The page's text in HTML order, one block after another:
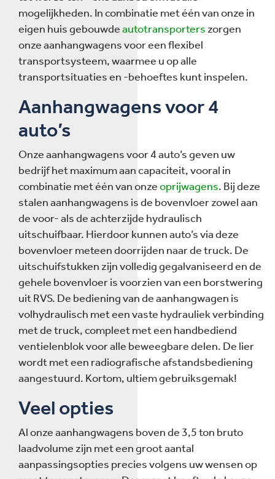
mogelijkheden. In combinatie met één van onze in
eigen huis gebouwdeautotransporters zorgen
onze aanhangwagens voor een flexibel
transportsysteem, waarmee u op alle
transportsituaties en -behoeftes kunt inspelen.
Aanhangwagens voor 4
auto’s
Onze aanhangwagens voor 4 auto’s geven uw
bedrijf het maximum aan capaciteit, vooral in
combinatie met één van onzeoprijwagens. Bij deze
stalen aanhangwagens is de bovenvloer zowel aan
de voor- als de achterzijde hydraulisch
uitschuifbaar. Hierdoor kunnen auto’s via deze
bovenvloer meteen doorrijden naar de truck. De
uitschuifstukken zijn volledig gegalvaniseerd en de
gehele bovenvloer is voorzien van een borstwering
uit RVS. De bediening van de aanhangwagen is
volhydraulisch met een vaste hydrauliek verbinding
met de truck, compleet met een handbediend
ventielenblok voor alle beweegbare delen. De lier
wordt met een radiografische afstandsbediening
aangestuurd. Kortom, ultiem gebruiksgemak!
Veel opties
Al onze aanhangwagens boven de 3,5 ton bruto
laadvolume zijn met een groot aantal
aanpassingsopties precies volgens uw wensen op